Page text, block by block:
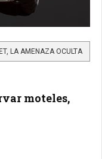
LA AMENAZA OCULTA
moteles,